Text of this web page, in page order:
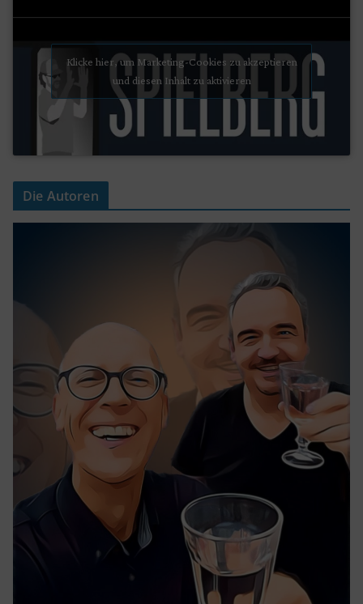
Klicke hier, um Marketing-Cookies zu akzeptieren
und diesen Inhalt zu aktivieren
Die Autoren